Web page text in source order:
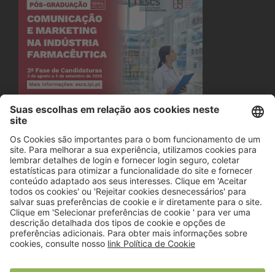
© 2018 Viver Saudável
O portal dos profissionais de nutrição